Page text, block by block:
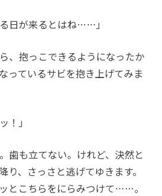
日が来るとはね……」
、抱っこできるようになったか
っているサビを抱き上げてみま
！」
歯も立てない。けれど、決然と
り、さっさと逃げてゆきます。
とこちらをにらみつけて……。